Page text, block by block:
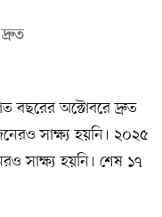
বছরের অক্টোবরে দ্রুত
সাক্ষ্য হয়নি। ২০২৫
সাক্ষ্য হয়নি। শেষ ১৭